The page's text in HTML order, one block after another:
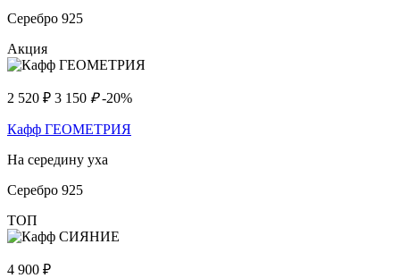
Серебро 925
Акция
2 520 ₽ 3 150 ₽ -20%
Кафф ГЕОМЕТРИЯ
На середину уха
Серебро 925
ТОП
4 900 ₽